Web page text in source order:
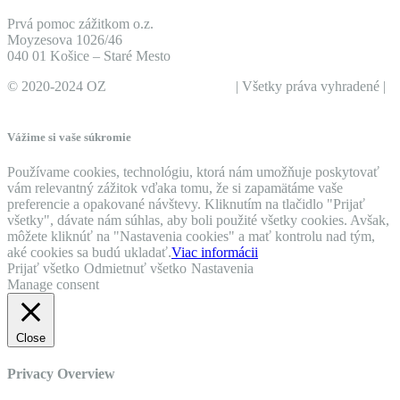
Prvá pomoc zážitkom o.z.
Moyzesova 1026/46
040 01 Košice – Staré Mesto
© 2020-2024 OZ
| Všetky práva vyhradené |
Vážime si vaše súkromie
Používame cookies, technológiu, ktorá nám umožňuje poskytovať
vám relevantný zážitok vďaka tomu, že si zapamätáme vaše
preferencie a opakované návštevy. Kliknutím na tlačidlo "Prijať
všetky", dávate nám súhlas, aby boli použité všetky cookies. Avšak,
môžete kliknúť na "Nastavenia cookies" a mať kontrolu nad tým,
aké cookies sa budú ukladať.Viac informácii
Prijať všetko Odmietnuť všetko Nastavenia
Manage consent
Close
Privacy Overview